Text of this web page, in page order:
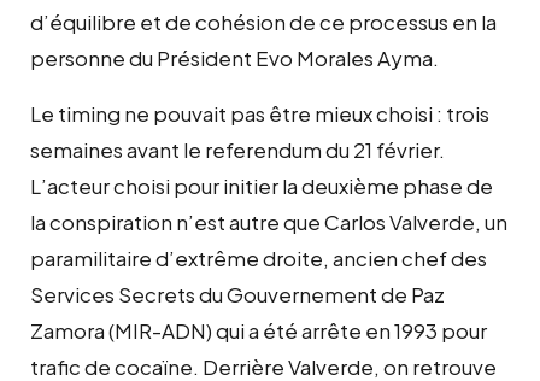
d’équilibre et de cohésion de ce processus en la
personne du Président Evo Morales Ayma.
Le timing ne pouvait pas être mieux choisi : trois
semaines avant le referendum du 21 février.
L’acteur choisi pour initier la deuxième phase de
la conspiration n’est autre que Carlos Valverde, un
paramilitaire d’extrême droite, ancien chef des
Services Secrets du Gouvernement de Paz
Zamora (MIR-ADN) qui a été arrête en 1993 pour
trafic de cocaïne. Derrière Valverde, on retrouve